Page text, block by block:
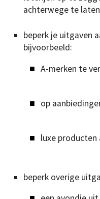
achterwege te
beperk je uitgaven
bijvoorbeeld:
A-merken te
op
luxe
beperk overige